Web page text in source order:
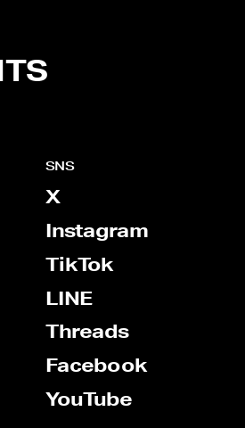
SNS
X
Instagram
TikTok
LINE
Threads
Facebook
YouTube